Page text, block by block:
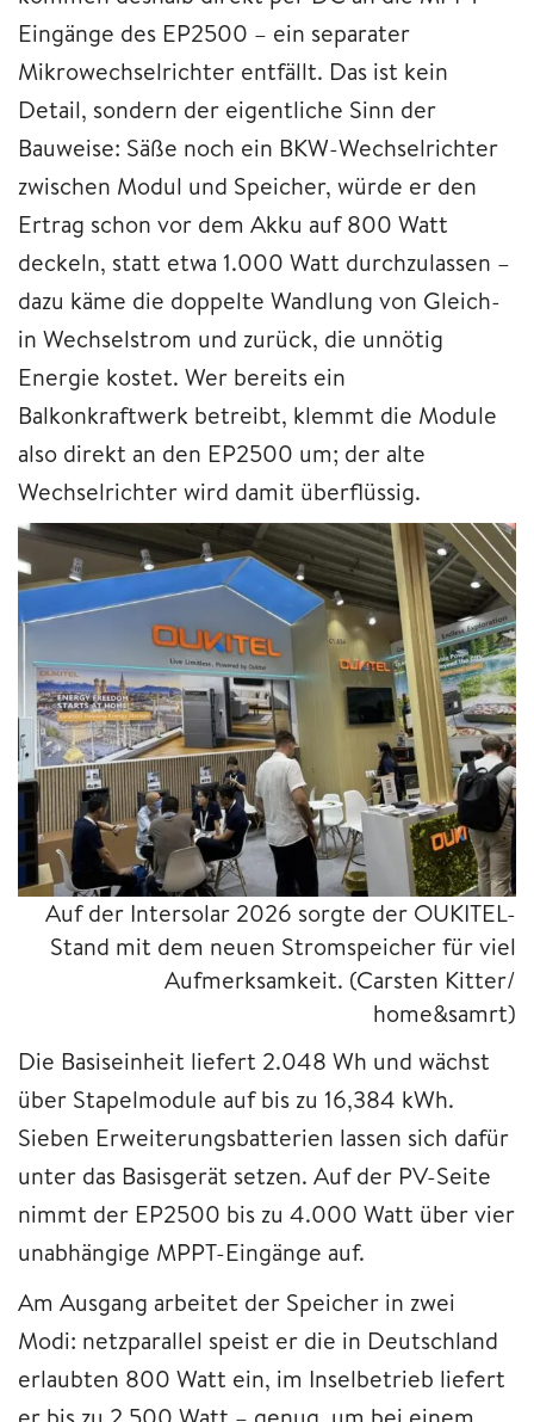
Eingänge des EP2500 – ein separater
Mikrowechselrichter entfällt. Das ist kein
Detail, sondern der eigentliche Sinn der
Bauweise: Säße noch ein BKW-Wechselrichter
zwischen Modul und Speicher, würde er den
Ertrag schon vor dem Akku auf 800 Watt
deckeln, statt etwa 1.000 Watt durchzulassen –
dazu käme die doppelte Wandlung von Gleich-
in Wechselstrom und zurück, die unnötig
Energie kostet. Wer bereits ein
Balkonkraftwerk betreibt, klemmt die Module
also direkt an den EP2500 um; der alte
Wechselrichter wird damit überflüssig.
Auf der Intersolar 2026 sorgte der OUKITEL-
Stand mit dem neuen Stromspeicher für viel
Aufmerksamkeit. (Carsten Kitter/
home&samrt)
Die Basiseinheit liefert 2.048 Wh und wächst
über Stapelmodule auf bis zu 16,384 kWh.
Sieben Erweiterungsbatterien lassen sich dafür
unter das Basisgerät setzen. Auf der PV-Seite
nimmt der EP2500 bis zu 4.000 Watt über vier
unabhängige MPPT-Eingänge auf.
Am Ausgang arbeitet der Speicher in zwei
Modi: netzparallel speist er die in Deutschland
erlaubten 800 Watt ein, im Inselbetrieb liefert